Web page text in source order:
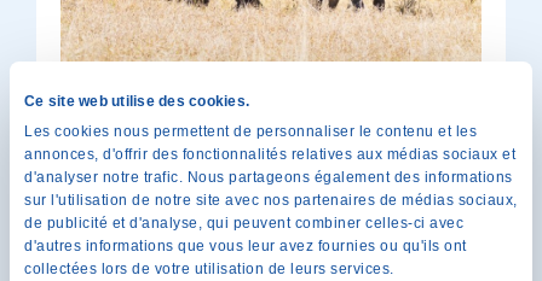
Ce site web utilise des cookies.
Les cookies nous permettent de personnaliser le contenu et les
annonces, d'offrir des fonctionnalités relatives aux médias sociaux et
d'analyser notre trafic. Nous partageons également des informations
sur l'utilisation de notre site avec nos partenaires de médias sociaux,
de publicité et d'analyse, qui peuvent combiner celles-ci avec
d'autres informations que vous leur avez fournies ou qu'ils ont
collectées lors de votre utilisation de leurs services.
Jour
09
Safaris dans le Parc National
de Hluhluwe
Ce matin, embarquez à bord d’un véhicule4×4 pour votre
premier safari dans la réserve de Zulu Nyala. Au cœur de
paysages de savane et de collines, ouvrez l’œil pour observer les